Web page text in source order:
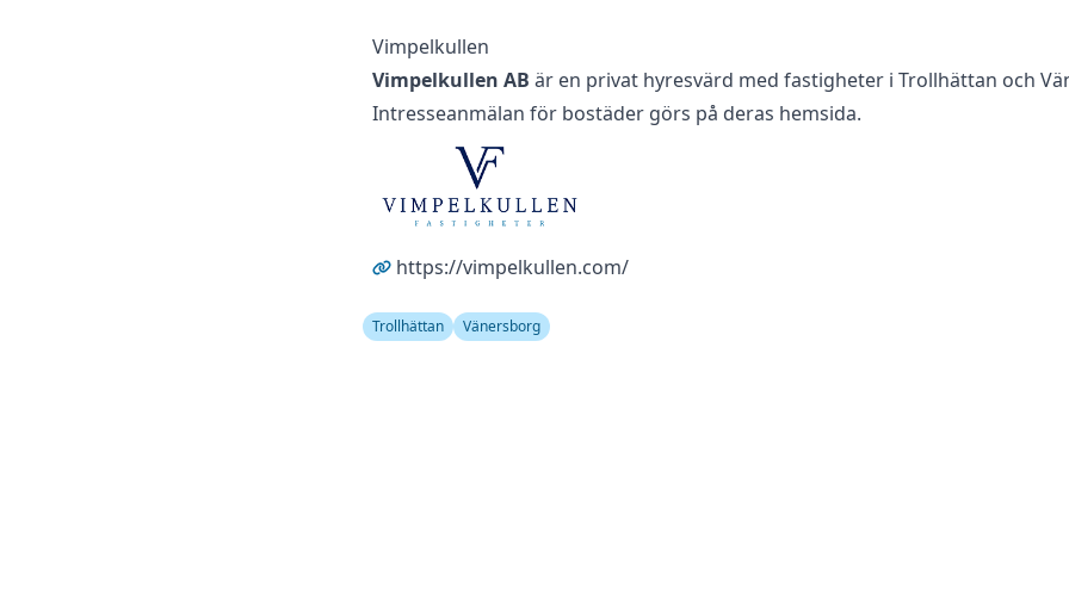
Vimpelkullen
Vimpelkullen AB är en privat hyresvärd med fastigheter i Trollhättan och
Intresseanmälan för bostäder görs på deras hemsida.
https://vimpelkullen.com/
Trollhättan Vänersborg